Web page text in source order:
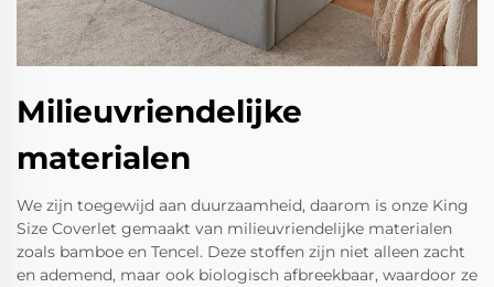
Milieuvriendelijke
materialen
We zijn toegewijd aan duurzaamheid, daarom is onze King
Size Coverlet gemaakt van milieuvriendelijke materialen
zoals bamboe en Tencel. Deze stoffen zijn niet alleen zacht
en ademend, maar ook biologisch afbreekbaar, waardoor ze